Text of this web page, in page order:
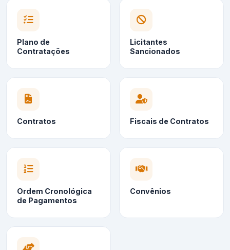
Plano de
Contratações
Licitantes
Sancionados
Contratos Fiscais de Contratos
Ordem Cronológica
de Pagamentos
Convênios